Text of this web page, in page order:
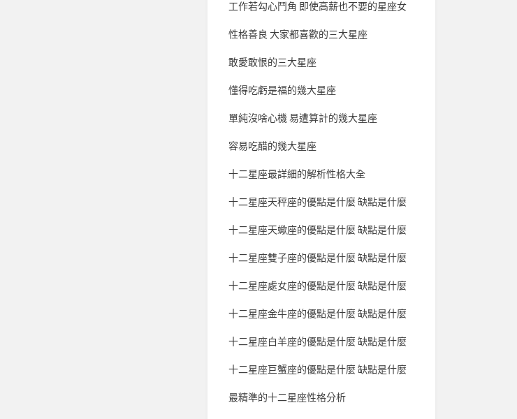
工作若勾心鬥角 即使高薪也不要的星座女
性格善良 大家都喜歡的三大星座
敢愛敢恨的三大星座
懂得吃虧是福的幾大星座
單純沒啥心機 易遭算計的幾大星座
容易吃醋的幾大星座
十二星座最詳細的解析性格大全
十二星座天秤座的優點是什麼 缺點是什麼
十二星座天蠍座的優點是什麼 缺點是什麼
十二星座雙子座的優點是什麼 缺點是什麼
十二星座處女座的優點是什麼 缺點是什麼
十二星座金牛座的優點是什麼 缺點是什麼
十二星座白羊座的優點是什麼 缺點是什麼
十二星座巨蟹座的優點是什麼 缺點是什麼
最精準的十二星座性格分析